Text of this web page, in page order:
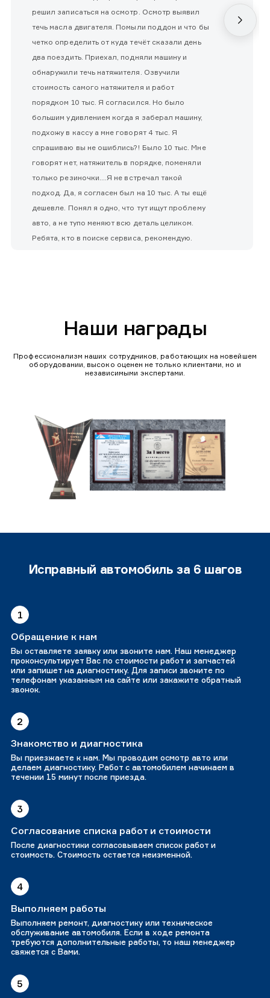
решил записаться на осмотр. Осмотр выявил
течь масла двигателя. Помыли поддон и что бы
четко определить от куда течёт сказали день
два поездить. Приехал, подняли машину и
обнаружили течь натяжителя. Озвучили
стоимость самого натяжителя и работ
порядком 10 тыс. Я согласился. Но было
большим удивлением когда я заберал машину,
подхожу в кассу а мне говорят 4 тыс. Я
спрашиваю вы не ошиблись?! Было 10 тыс. Мне
говорят нет, натяжитель в порядке, поменяли
только резиночки....Я не встречал такой
подход. Да, я согласен был на 10 тыс. А ты ещё
дешевле. Понял я одно, что тут ищут проблему
авто, а не тупо меняют всю деталь целиком.
Ребята, кто в поиске сервиса, рекомендую.
Наши награды
Профессионализм наших сотрудников, работающих на новейшем
оборудовании, высоко оценен не только клиентами, но и
независимыми экспертами.
Исправный автомобиль за 6 шагов
1
Обращение к нам
Вы оставляете заявку или звоните нам. Наш менеджер
проконсультирует Вас по стоимости работ и запчастей
или запишет на диагностику. Для записи звоните по
телефонам указанным на сайте или закажите обратный
звонок.
2
Знакомство и диагностика
Вы приезжаете к нам. Мы проводим осмотр авто или
делаем диагностику. Работ с автомобилем начинаем в
течении 15 минут после приезда.
3
Согласование списка работ и стоимости
После диагностики согласовываем список работ и
стоимость. Стоимость остается неизменной.
4
Выполняем работы
Выполняем ремонт, диагностику или техническое
обслуживание автомобиля. Если в ходе ремонта
требуются дополнительные работы, то наш менеджер
свяжется с Вами.
5